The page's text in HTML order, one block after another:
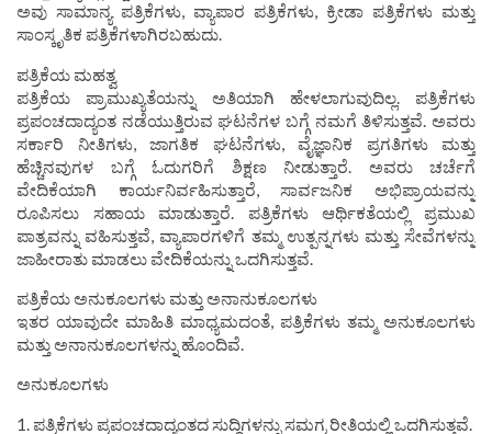
ಅವು ಸಾಮಾನ್ಯ ಪತ್ರಿಕೆಗಳು, ವ್ಯಾಪಾರ ಪತ್ರಿಕೆಗಳು, ಕ್ರೀಡಾ ಪತ್ರಿಕೆಗಳು ಮತ್ತು
ಸಾಂಸ್ಕೃತಿಕ ಪತ್ರಿಕೆಗಳಾಗಿರಬಹುದು.
ಪತ್ರಿಕೆಯ ಮಹತ್ವ
ಪತ್ರಿಕೆಯ ಪ್ರಾಮುಖ್ಯತೆಯನ್ನು ಅತಿಯಾಗಿ ಹೇಳಲಾಗುವುದಿಲ್ಲ. ಪತ್ರಿಕೆಗಳು
ಪ್ರಪಂಚದಾದ್ಯಂತ ನಡೆಯುತ್ತಿರುವ ಘಟನೆಗಳ ಬಗ್ಗೆ ನಮಗೆ ತಿಳಿಸುತ್ತವೆ. ಅವರು
ಸರ್ಕಾರಿ ನೀತಿಗಳು, ಜಾಗತಿಕ ಘಟನೆಗಳು, ವೈಜ್ಞಾನಿಕ ಪ್ರಗತಿಗಳು ಮತ್ತು
ಹೆಚ್ಚಿನವುಗಳ ಬಗ್ಗೆ ಓದುಗರಿಗೆ ಶಿಕ್ಷಣ ನೀಡುತ್ತಾರೆ. ಅವರು ಚರ್ಚೆಗೆ
ವೇದಿಕೆಯಾಗಿ ಕಾರ್ಯನಿರ್ವಹಿಸುತ್ತಾರೆ, ಸಾರ್ವಜನಿಕ ಅಭಿಪ್ರಾಯವನ್ನು
ರೂಪಿಸಲು ಸಹಾಯ ಮಾಡುತ್ತಾರೆ. ಪತ್ರಿಕೆಗಳು ಆರ್ಥಿಕತೆಯಲ್ಲಿ ಪ್ರಮುಖ
ಪಾತ್ರವನ್ನು ವಹಿಸುತ್ತವೆ, ವ್ಯಾಪಾರಗಳಿಗೆ ತಮ್ಮ ಉತ್ಪನ್ನಗಳು ಮತ್ತು ಸೇವೆಗಳನ್ನು
ಜಾಹೀರಾತು ಮಾಡಲು ವೇದಿಕೆಯನ್ನು ಒದಗಿಸುತ್ತವೆ.
ಪತ್ರಿಕೆಯ ಅನುಕೂಲಗಳು ಮತ್ತು ಅನಾನುಕೂಲಗಳು
ಇತರ ಯಾವುದೇ ಮಾಹಿತಿ ಮಾಧ್ಯಮದಂತೆ, ಪತ್ರಿಕೆಗಳು ತಮ್ಮ ಅನುಕೂಲಗಳು
ಮತ್ತು ಅನಾನುಕೂಲಗಳನ್ನು ಹೊಂದಿವೆ.
ಅನುಕೂಲಗಳು
1. ಪತ್ರಿಕೆಗಳು ಪ್ರಪಂಚದಾದ್ಯಂತದ ಸುದ್ದಿಗಳನ್ನು ಸಮಗ್ರ ರೀತಿಯಲ್ಲಿ ಒದಗಿಸುತ್ತವೆ.